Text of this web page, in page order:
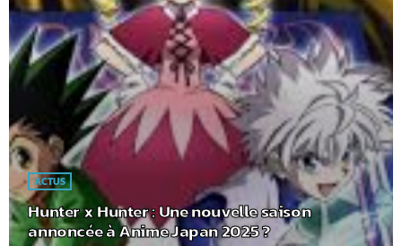
ACTUS
Hunter x Hunter : Une nouvelle saison
annoncée à Anime Japan 2025 ?